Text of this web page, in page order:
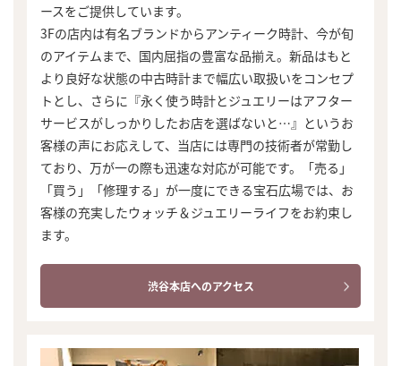
ースをご提供しています。
3Fの店内は有名ブランドからアンティーク時計、今が旬
のアイテムまで、国内屈指の豊富な品揃え。新品はもと
より良好な状態の中古時計まで幅広い取扱いをコンセプ
トとし、さらに『永く使う時計とジュエリーはアフター
サービスがしっかりしたお店を選ばないと…』というお
客様の声にお応えして、当店には専門の技術者が常勤し
ており、万が一の際も迅速な対応が可能です。「売る」
「買う」「修理する」が一度にできる宝石広場では、お
客様の充実したウォッチ＆ジュエリーライフをお約束し
ます。
渋谷本店へのアクセス